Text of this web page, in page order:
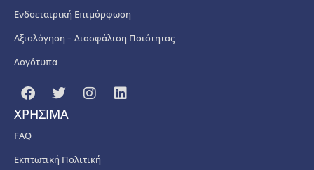
Ενδοεταιρική Επιμόρφωση
Αξιολόγηση – Διασφάλιση Ποιότητας
Λογότυπα
ΧΡΗΣΙΜΑ
FAQ
Εκπτωτική Πολιτική